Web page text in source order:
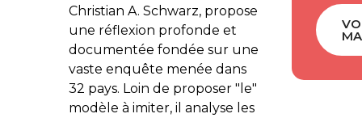
Christian A. Schwarz, propose
une réflexion profonde et
documentée fondée sur une
vaste enquête menée dans
32 pays. Loin de proposer "le"
modèle à imiter, il analyse les